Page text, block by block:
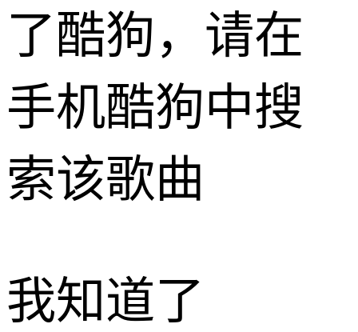
了酷狗，请在
手机酷狗中搜
索该歌曲
我知道了